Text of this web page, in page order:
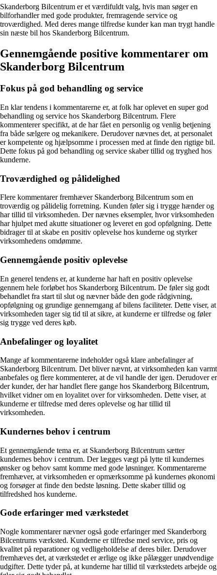
Skanderborg Bilcentrum er et værdifuldt valg, hvis man søger en
bilforhandler med gode produkter, fremragende service og
troværdighed. Med deres mange tilfredse kunder kan man trygt handle
sin næste bil hos Skanderborg Bilcentrum.
Gennemgående positive kommentarer om
Skanderborg Bilcentrum
Fokus på god behandling og service
En klar tendens i kommentarerne er, at folk har oplevet en super god
behandling og service hos Skanderborg Bilcentrum. Flere
kommenterer specifikt, at de har fået en personlig og venlig betjening
fra både sælgere og mekanikere. Derudover nævnes det, at personalet
er kompetente og hjælpsomme i processen med at finde den rigtige bil.
Dette fokus på god behandling og service skaber tillid og tryghed hos
kunderne.
Troværdighed og pålidelighed
Flere kommentarer fremhæver Skanderborg Bilcentrum som en
troværdig og pålidelig forretning. Kunden føler sig i trygge hænder og
har tillid til virksomheden. Der nævnes eksempler, hvor virksomheden
har hjulpet med akutte situationer og leveret en god opfølgning. Dette
bidrager til at skabe en positiv oplevelse hos kunderne og styrker
virksomhedens omdømme.
Gennemgående positiv oplevelse
En generel tendens er, at kunderne har haft en positiv oplevelse
gennem hele forløbet hos Skanderborg Bilcentrum. De føler sig godt
behandlet fra start til slut og nævner både den gode rådgivning,
opfølgning og grundige gennemgang af bilens faciliteter. Dette viser, at
virksomheden tager sig tid til at sikre, at kunderne er tilfredse og føler
sig trygge ved deres køb.
Anbefalinger og loyalitet
Mange af kommentarerne indeholder også klare anbefalinger af
Skanderborg Bilcentrum. Det bliver nævnt, at virksomheden kan varmt
anbefales og flere kommenterer, at de vil handle der igen. Derudover er
der kunder, der har handlet flere gange hos Skanderborg Bilcentrum,
hvilket vidner om en loyalitet over for virksomheden. Dette viser, at
kunderne er tilfredse med deres oplevelse og har tillid til
virksomheden.
Kundernes behov i centrum
Et gennemgående tema er, at Skanderborg Bilcentrum sætter
kundernes behov i centrum. Der lægges vægt på lytte til kundernes
ønsker og behov samt komme med gode løsninger. Kommentarerne
fremhæver, at virksomheden er opmærksomme på kundernes økonomi
og forsøger at finde den bedste løsning. Dette skaber tillid og
tilfredshed hos kunderne.
Gode erfaringer med værkstedet
Nogle kommentarer nævner også gode erfaringer med Skanderborg
Bilcentrums værksted. Kunderne er tilfredse med service, pris og
kvalitet på reparationer og vedligeholdelse af deres biler. Derudover
fremhæves det, at værkstedet er ærlige og ikke pålægger unødvendige
udgifter. Dette tyder på, at kunderne har tillid til værkstedets arbejde og